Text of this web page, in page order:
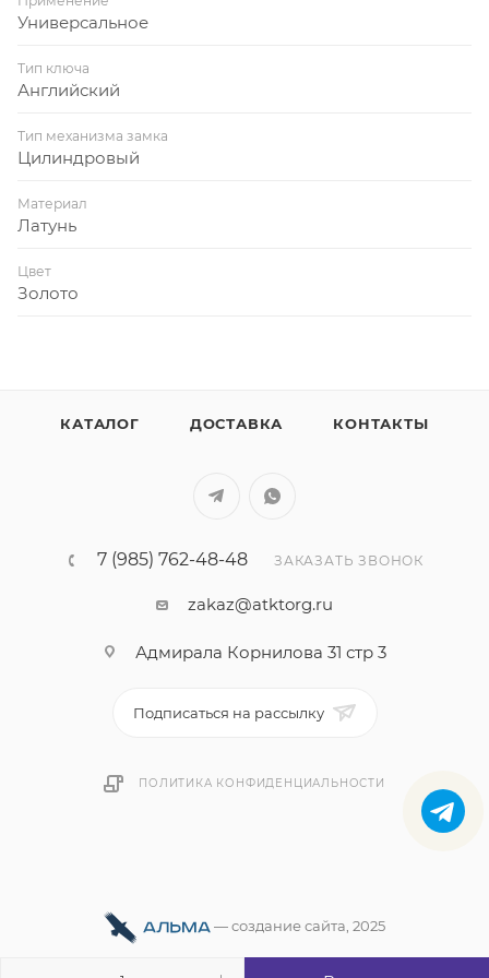
Универсальное
Тип ключа
Английский
Тип механизма замка
Цилиндровый
Материал
Латунь
Цвет
Золото
КАТАЛОГ ДОСТАВКА КОНТАКТЫ
7 (985) 762-48-48 ЗАКАЗАТЬ ЗВОНОК
zakaz@atktorg.ru
Адмирала Корнилова 31 стр 3
Подписаться на рассылку
ПОЛИТИКА КОНФИДЕНЦИАЛЬНОСТИ
—cоздание сайта , 2025